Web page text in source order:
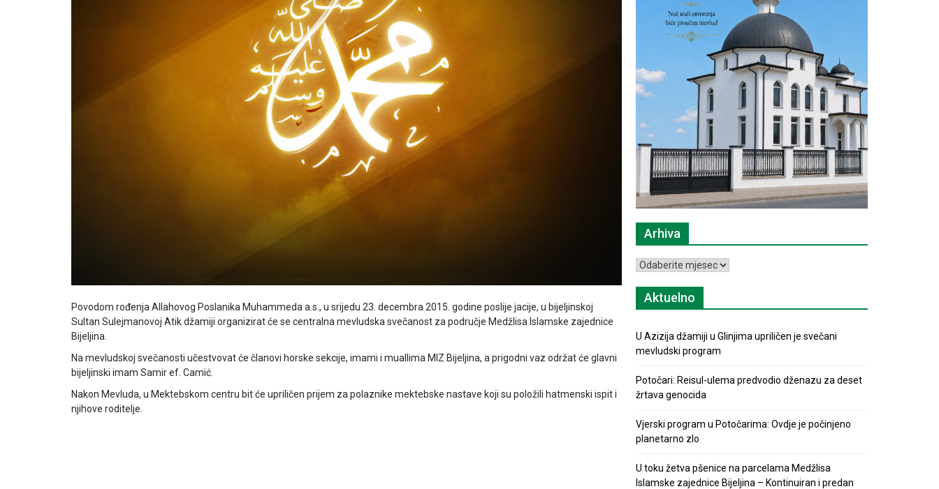
Povodom rođenja Allahovog Poslanika Muhammeda a.s., u srijedu 23. decembra 2015. godine poslije jacije, u bijeljinskoj
Sultan Sulejmanovoj Atik džamiji organizirat će se centralna mevludska svečanost za područje Medžlisa Islamske zajednice
Bijeljina.
Na mevludskoj svečanosti učestvovat će članovi horske sekcije, imami i muallima MIZ Bijeljina, a prigodni vaz održat će glavni
bijeljinski imam Samir ef. Camić.
Nakon Mevluda, u Mektebskom centru bit će upriličen prijem za polaznike mektebske nastave koji su položili hatmenski ispit i
njihove roditelje.
Arhiva
Arhiva
Aktuelno
U Azizija džamiji u Glinjima upriličen je svečani
mevludski program
Potočari: Reisul-ulema predvodio dženazu za deset
žrtava genocida
Vjerski program u Potočarima: Ovdje je počinjeno
planetarno zlo
U toku žetva pšenice na parcelama Medžlisa
Islamske zajednice Bijeljina – Kontinuiran i predan